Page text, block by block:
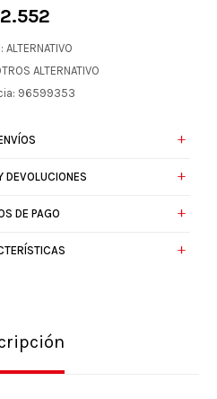
2.552
ALTERNATIVO
96599353
DEVOLUCIONES
DE PAGO